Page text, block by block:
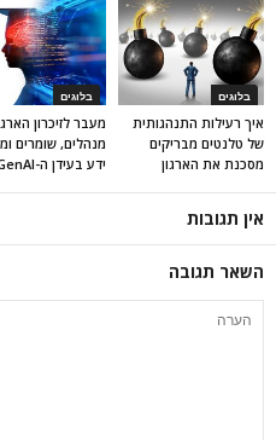
בלוגים
מעבר לזיכרון
מנהלים, שומרים
ידע בעידן ה-GenAI
בלוגים
איך רעילות התנהגותית
של טלנטים מבריקים
מסכנת את הארגון
אין תגובות
השאר תגובה